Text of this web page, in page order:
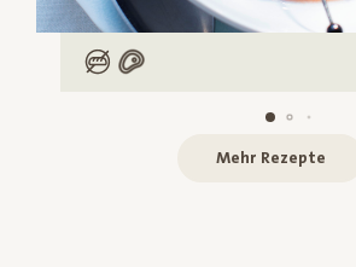
Low Carb
Mit Fleisch
Mehr Rezepte